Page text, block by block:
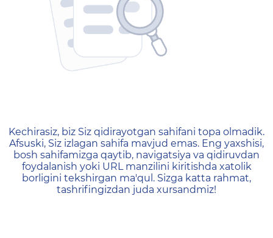
404 — Страница не
Kechirasiz, biz Siz qidirayotgan sahifani topa olmadik.
Afsuski, Siz izlagan sahifa mavjud emas. Eng yaxshisi,
bosh sahifamizga qaytib, navigatsiya va qidiruvdan
foydalanish yoki URL manzilini kiritishda xatolik
borligini tekshirgan ma'qul. Sizga katta rahmat,
tashrifingizdan juda xursandmiz!